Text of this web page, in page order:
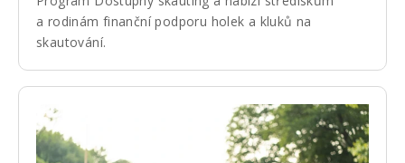
a rodinám finanční podporu holek a kluků na
skautování.